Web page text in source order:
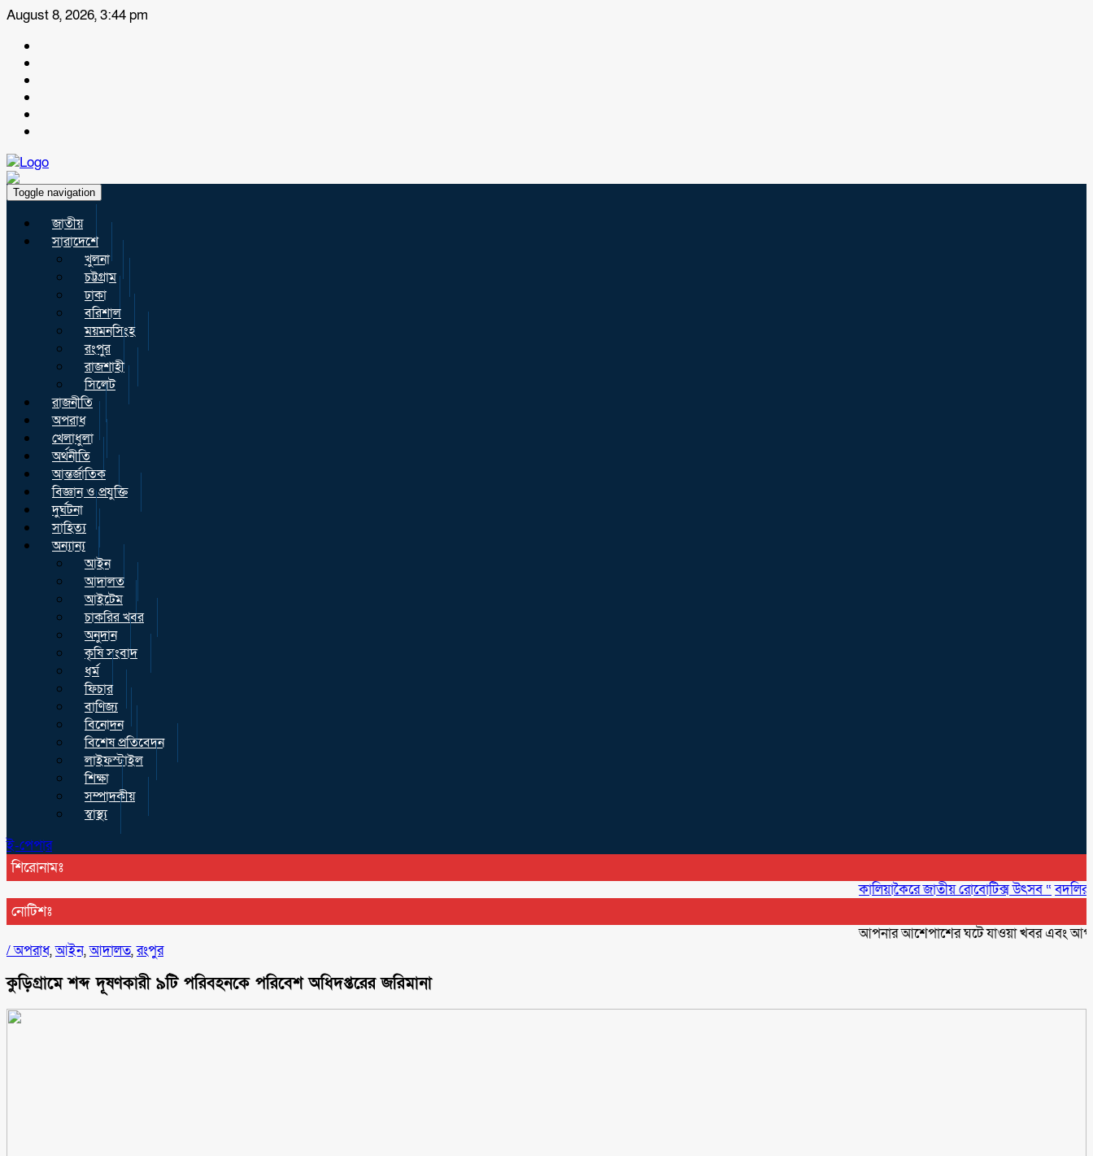
August 8, 2026, 3:44 pm
Toggle navigation
জাতীয়
সারাদেশে
খুলনা
চট্টগ্রাম
ঢাকা
বরিশাল
ময়মনসিংহ
রংপুর
রাজশাহী
সিলেট
রাজনীতি
অপরাধ
খেলাধুলা
অর্থনীতি
আন্তর্জাতিক
বিজ্ঞান ও প্রযুক্তি
দুর্ঘটনা
সাহিত্য
অন্যান্য
আইন
আদালত
আইটেম
চাকরির খবর
অনুদান
কৃষি সংবাদ
ধর্ম
ফিচার
বাণিজ্য
বিনোদন
বিশেষ প্রতিবেদন
লাইফস্টাইল
শিক্ষা
সম্পাদকীয়
স্বাস্থ্য
ই-পেপার
শিরোনামঃ
কালিয়াকৈরে জাতীয় রোবোটিক্স উৎসব “বদলির আদেশ
নোটিশঃ
আপনার আশেপাশের ঘটে যাওয়া খবর এবং আপনার
/অপরাধ,আইন,আদালত,রংপুর
কুড়িগ্রামে শব্দ দূষণকারী ৯টি পরিবহনকে পরিবেশ অধিদপ্তরের জরিমানা